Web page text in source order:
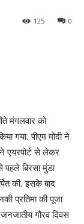
0
125
मंगलवार को
गया. पीएम मोदी ने
एयरपोर्ट से लेकर
पहले बिरसा मुंडा
की. इसके बाद
प्रतिमा की पूजा
गौरव दिवस